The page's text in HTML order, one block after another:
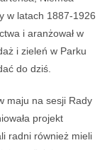
w latach 1887-1926
i aranżował w
i zieleń w Parku
do dziś.
maju na sesji Rady
projekt
radni również mieli